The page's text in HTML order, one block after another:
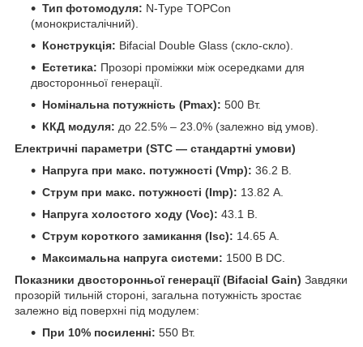
Тип фотомодуля: N-Type TOPCon
(монокристалічний).
Конструкція: Bifacial Double Glass (скло-скло).
Естетика: Прозорі проміжки між осередками для
двосторонньої генерації.
Номінальна потужність (Pmax): 500 Вт.
ККД модуля: до 22.5% – 23.0% (залежно від умов).
Електричні параметри (STC — стандартні умови)
Напруга при макс. потужності (Vmp): 36.2 В.
Струм при макс. потужності (Imp): 13.82 А.
Напруга холостого ходу (Voc): 43.1 В.
Струм короткого замикання (Isc): 14.65 А.
Максимальна напруга системи: 1500 В DC.
Показники двосторонньої генерації (Bifacial Gain) Завдяки
прозорій тильній стороні, загальна потужність зростає
залежно від поверхні під модулем:
При 10% посиленні: 550 Вт.